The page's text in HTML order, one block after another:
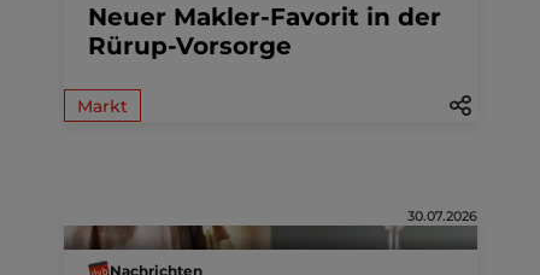
Neuer Makler-Favorit in der
Rürup-Vorsorge
Markt
30.07.2026
Nachrichten